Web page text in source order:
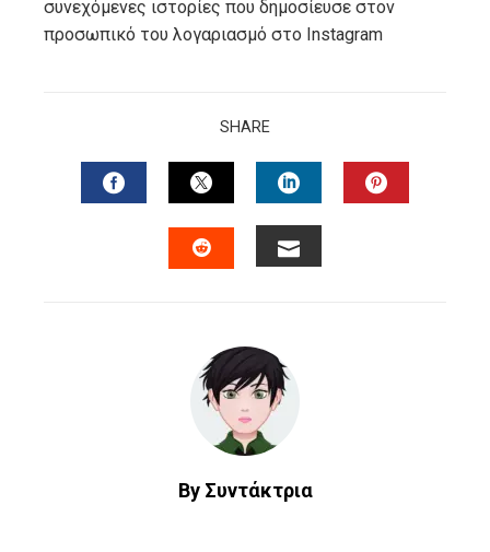
συνεχόμενες ιστορίες που δημοσίευσε στον
προσωπικό του λογαριασμό στο Instagram
SHARE
FACEBOOKTWITTERLINKEDIN
By Συντάκτρια